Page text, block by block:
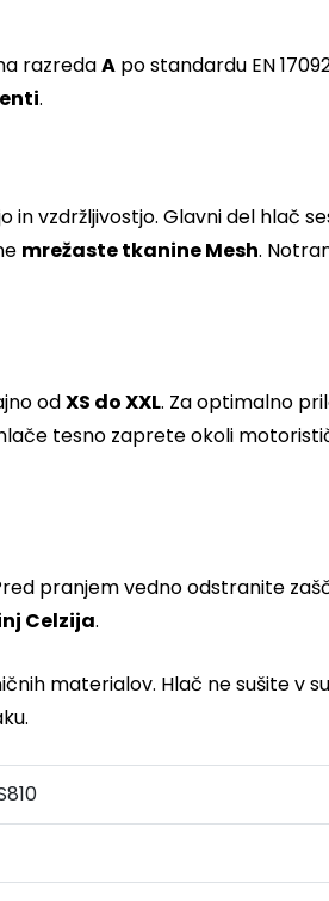
razredaA po standardu EN
.
vzdržljivostjo. Glavni del hlač
mrežaste tkanine Mesh.
odXS do XXL. Za optimalno
tesno zaprete okoli
pranjem vedno odstranite
Celzija.
materialov. Hlač ne sušite v